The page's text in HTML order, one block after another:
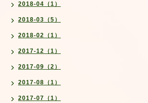
2018-04（1）
2018-03（5）
2018-02（1）
2017-12（1）
2017-09（2）
2017-08（1）
2017-07（1）